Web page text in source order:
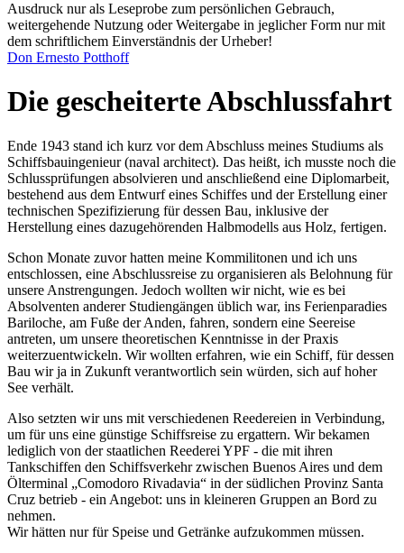
Ausdruck nur als Leseprobe zum persönlichen Gebrauch,
weitergehende Nutzung oder Weitergabe in jeglicher Form nur mit
dem schriftlichem Einverständnis der Urheber!
Don Ernesto Potthoff
Die gescheiterte Abschlussfahrt
Ende 1943 stand ich kurz vor dem Abschluss meines Studiums als
Schiffsbauingenieur (naval architect). Das heißt, ich musste noch die
Schlussprüfungen absolvieren und anschließend eine Diplomarbeit,
bestehend aus dem Entwurf eines Schiffes und der Erstellung einer
technischen Spezifizierung für dessen Bau, inklusive der
Herstellung eines dazugehörenden Halbmodells aus Holz, fertigen.
Schon Monate zuvor hatten meine Kommilitonen und ich uns
entschlossen, eine Abschlussreise zu organisieren als Belohnung für
unsere Anstrengungen. Jedoch wollten wir nicht, wie es bei
Absolventen anderer Studiengängen üblich war, ins Ferienparadies
Bariloche, am Fuße der Anden, fahren, sondern eine Seereise
antreten, um unsere theoretischen Kenntnisse in der Praxis
weiterzuentwickeln. Wir wollten erfahren, wie ein Schiff, für dessen
Bau wir ja in Zukunft verantwortlich sein würden, sich auf hoher
See verhält.
Also setzten wir uns mit verschiedenen Reedereien in Verbindung,
um für uns eine günstige Schiffsreise zu ergattern. Wir bekamen
lediglich von der staatlichen Reederei YPF - die mit ihren
Tankschiffen den Schiffsverkehr zwischen Buenos Aires und dem
Ölterminal
Comodoro Rivadavia
in der südlichen Provinz Santa
Cruz betrieb - ein Angebot: uns in kleineren Gruppen an Bord zu
nehmen.
Wir hätten nur für Speise und Getränke aufzukommen müssen.